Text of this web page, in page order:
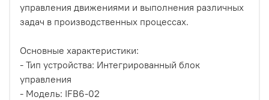
управления движениями и выполнения различных
задач в производственных процессах.
Основные характеристики:
- Тип устройства: Интегрированный блок
управления
- Модель: IFB6-02